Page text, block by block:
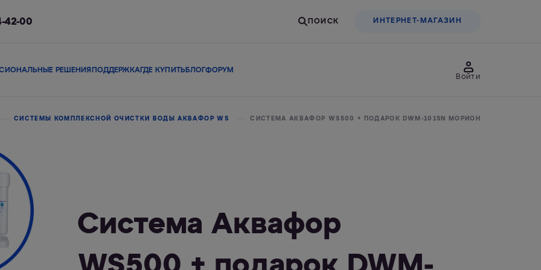
42-00 ИНТЕРНЕТ-МАГАЗИН
РЕШЕНИЯ ПОДДЕРЖКАГДЕ КУПИТЬ БЛОГФОРУМ
Войти
Сменные модулиМагистральные фильтрыВ коттеджСопутствующие товарыДля бизнеса
СИСТЕМЫ КОМПЛЕКСНОЙ ОЧИСТКИ ВОДЫ АКВАФОР WS СИСТЕМА АКВАФОР WS500 + ПОДАРОК DWM-101SN МОРИОН
Система Аквафор